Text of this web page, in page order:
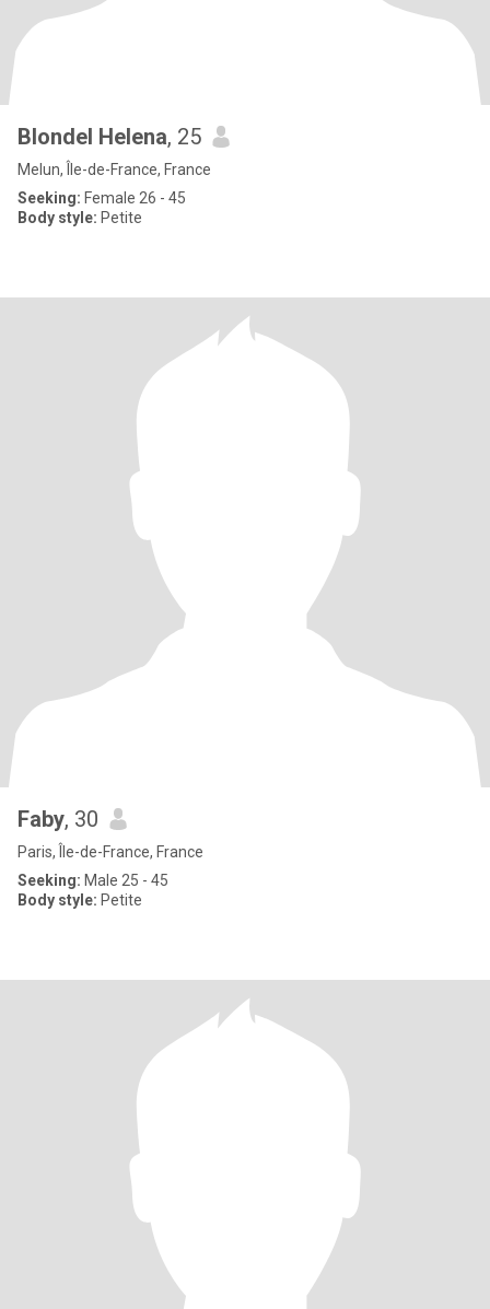
Blondel Helena, 25
Melun, Île-de-France, France
Seeking: Female 26 - 45
Body style: Petite
Faby, 30
Paris, Île-de-France, France
Seeking: Male 25 - 45
Body style: Petite